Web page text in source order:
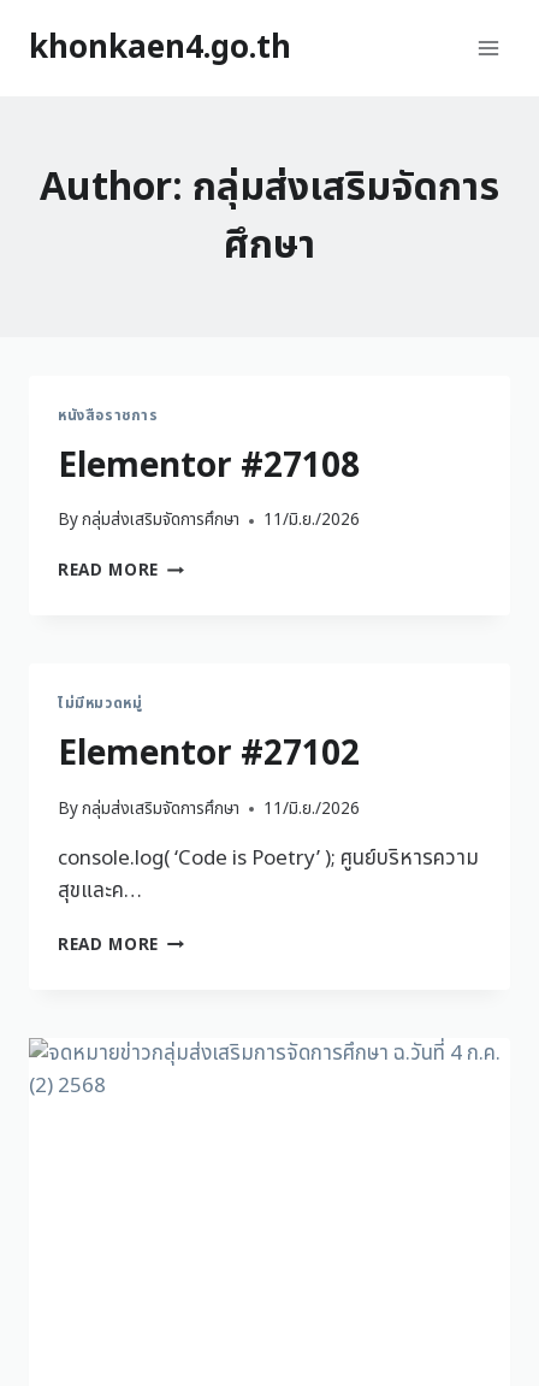
khonkaen4.go.th
Author: กลุ่มส่งเสริมจัดการ
ศึกษา
หนังสือราชการ
Elementor #27108
Byกลุ่มส่งเสริมจัดการศึกษา 11/มิ.ย./2026
READ MORE
ไม่มีหมวดหมู่
Elementor #27102
Byกลุ่มส่งเสริมจัดการศึกษา 11/มิ.ย./2026
console.log( ‘Code is Poetry’ ); ศูนย์บริหารความ
สุขและค…
READ MORE